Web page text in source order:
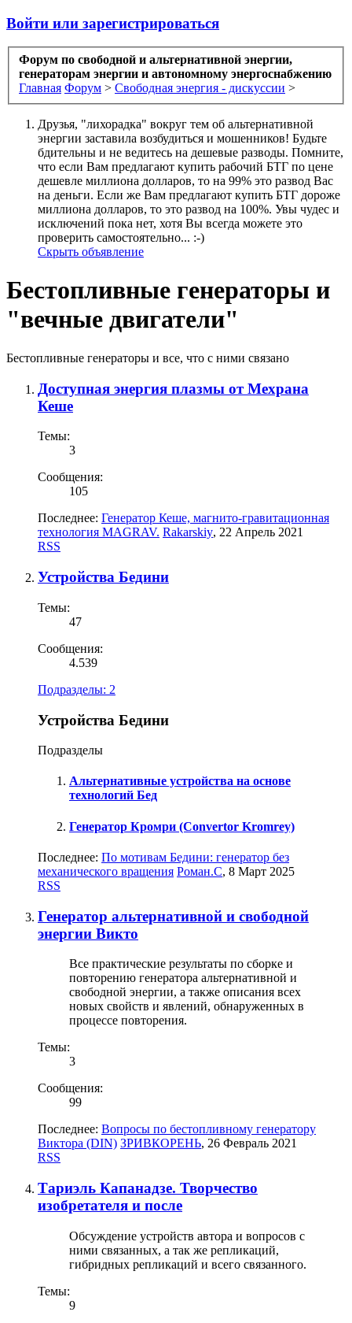
Войти или зарегистрироваться
Форум по свободной и альтернативной энергии,
генераторам энергии и автономному энергоснабжению
Главная Форум > Свободная энергия - дискуссии >
Друзья, "лихорадка" вокруг тем об альтернативной
энергии заставила возбудиться и мошенников! Будьте
бдительны и не ведитесь на дешевые разводы. Помните,
что если Вам предлагают купить рабочий БТГ по цене
дешевле миллиона долларов, то на 99% это развод Вас
на деньги. Если же Вам предлагают купить БТГ дороже
миллиона долларов, то это развод на 100%. Увы чудес и
исключений пока нет, хотя Вы всегда можете это
проверить самостоятельно... :-)
Скрыть объявление
Бестопливные генераторы и
"вечные двигатели"
Бестопливные генераторы и все, что с ними связано
Доступная энергия плазмы от Мехрана
Кеше
Темы:
3
Сообщения:
105
Последнее: Генератор Кеше, магнито-гравитационная
технология MAGRAV. Rakarskiy, 22 Апрель 2021
RSS
Устройства Бедини
Темы:
47
Сообщения:
4.539
Подразделы: 2
Устройства Бедини
Подразделы
Альтернативные устройства на основе
технологий Бед
Генератор Кромри (Convertor Kromrey)
Последнее: По мотивам Бедини: генератор без
механического вращения Роман.С, 8 Март 2025
RSS
Генератор альтернативной и свободной
энергии Викто
Все практические результаты по сборке и
повторению генератора альтернативной и
свободной энергии, а также описания всех
новых свойств и явлений, обнаруженных в
процессе повторения.
Темы:
3
Сообщения:
99
Последнее: Вопросы по бестопливному генератору
Виктора (DIN) ЗРИВКОРЕНЬ, 26 Февраль 2021
RSS
Тариэль Капанадзе. Творчество
изобретателя и после
Обсуждение устройств автора и вопросов с
ними связанных, а так же репликаций,
гибридных репликаций и всего связанного.
Темы:
9